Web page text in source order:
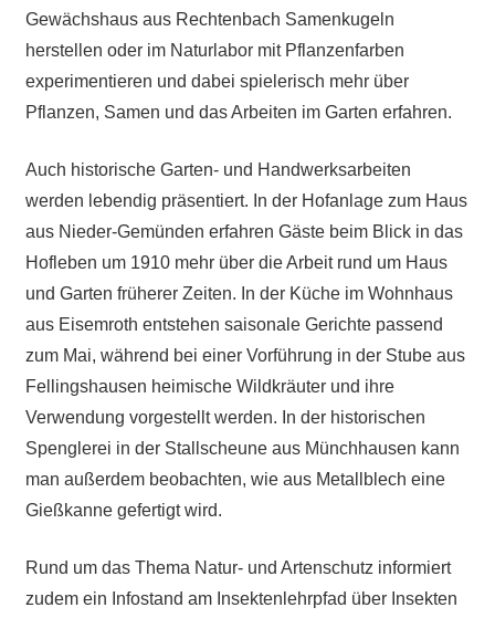
Gewächshaus aus Rechtenbach Samenkugeln
herstellen oder im Naturlabor mit Pflanzenfarben
experimentieren und dabei spielerisch mehr über
Pflanzen, Samen und das Arbeiten im Garten erfahren.
Auch historische Garten- und Handwerksarbeiten
werden lebendig präsentiert. In der Hofanlage zum Haus
aus Nieder-Gemünden erfahren Gäste beim Blick in das
Hofleben um 1910 mehr über die Arbeit rund um Haus
und Garten früherer Zeiten. In der Küche im Wohnhaus
aus Eisemroth entstehen saisonale Gerichte passend
zum Mai, während bei einer Vorführung in der Stube aus
Fellingshausen heimische Wildkräuter und ihre
Verwendung vorgestellt werden. In der historischen
Spenglerei in der Stallscheune aus Münchhausen kann
man außerdem beobachten, wie aus Metallblech eine
Gießkanne gefertigt wird.
Rund um das Thema Natur- und Artenschutz informiert
zudem ein Infostand am Insektenlehrpfad über Insekten